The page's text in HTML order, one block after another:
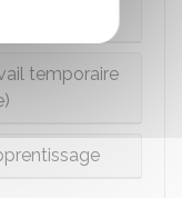
temporaire